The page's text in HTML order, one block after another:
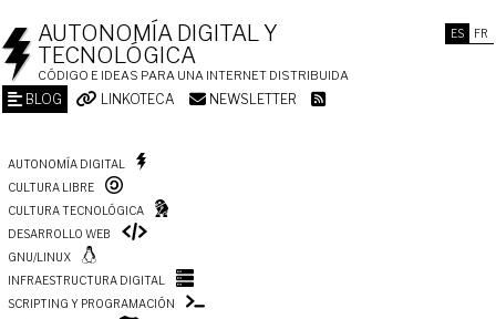
ES FR
AUTONOMÍA DIGITAL Y
TECNOLÓGICA
CÓDIGO E IDEAS PARA UNA INTERNET DISTRIBUIDA
BLOG LINKOTECA NEWSLETTER
AUTONOMÍA DIGITAL
CULTURA LIBRE
CULTURA TECNOLÓGICA
DESARROLLO WEB
GNU/LINUX
INFRAESTRUCTURA DIGITAL
SCRIPTING Y PROGRAMACIÓN